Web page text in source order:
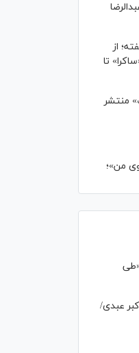
از
تا
منتشر
من»؛
عبدی/